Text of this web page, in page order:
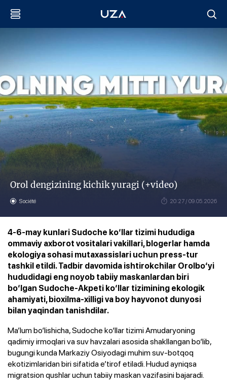
Orol dengizining kichik yuragi (+video)
Société 20:27 / 09.05.2026
4-6-may kunlari Sudoche ko‘llar tizimi hududiga
ommaviy axborot vositalari vakillari, blogerlar hamda
ekologiya sohasi mutaxassislari uchun press-tur
tashkil etildi. Tadbir davomida ishtirokchilar Orolbo‘yi
hududidagi eng noyob tabiiy maskanlardan biri
bo‘lgan Sudoche-Akpeti ko‘llar tizimining ekologik
ahamiyati, bioxilma-xilligi va boy hayvonot dunyosi
bilan yaqindan tanishdilar.
Ma’lum bo‘lishicha, Sudoche ko‘llar tizimi Amudaryoning
qadimiy irmoqlari va suv havzalari asosida shakllangan bo‘lib,
bugungi kunda Markaziy Osiyodagi muhim suv-botqoq
ekotizimlaridan biri sifatida e’tirof etiladi. Hudud ayniqsa
migratsion qushlar uchun tabiiy maskan vazifasini bajaradi.